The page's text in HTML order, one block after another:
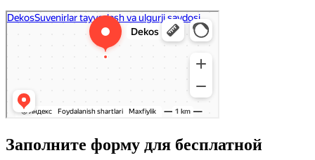
Заполните форму для бесплатной